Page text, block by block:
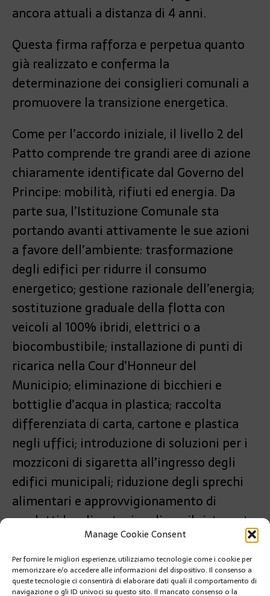
Manage Cookie Consent
Per fornire le migliori esperienze, utilizziamo tecnologie come i cookie per
memorizzare e/o accedere alle informazioni del dispositivo. Il consenso a
queste tecnologie ci consentirà di elaborare dati quali il comportamento di
navigazione o gli ID univoci su questo sito. Il mancato consenso o la
ancora attuali a distanza di 4 anni.
Questa firma rafforza e perpetua quanto
già realizzato e conferma la
determinazione dei consiglieri comunali a
promuovere la transizione energetica.
Come per l’accordo iniziale, il livello 2 del
Patto comprende tre grandi aree di azione
chiaramente identificate dal Governo del
Principe: mobilità, rifiuti ed energia. Da
parte sua, l’Istituzione Comunale sta
portando avanti attivamente le sue azioni
a favore dell’ambiente: trasformazione
degli edifici per ridurre il consumo
energetico; gestione razionale dell’energia;
sostituzione graduale della flotta con
veicoli al 100% ibridi, elettrici o a
biocombustibile; installazione di punti di
ricarica nella Cour d’Honneur del
Municipio; eliminazione di bicchieri e
bottiglie d’acqua in plastica; raccolta
differenziata di carta, cartone e plastica
negli uffici; introduzione di soluzioni per i
mozziconi di sigaretta all’ingresso degli
edifici municipali; riduzione degli sprechi
alimentari e approvvigionamento di
prodotti locali e stagionali per il ristorante
PRÉCÉDENT
S.A.S. IL PRINCIPE ALBERT II A NEW YORK PER LA 78a
ASSEMBLEA GENERALE DELLE NAZIONI UNITE